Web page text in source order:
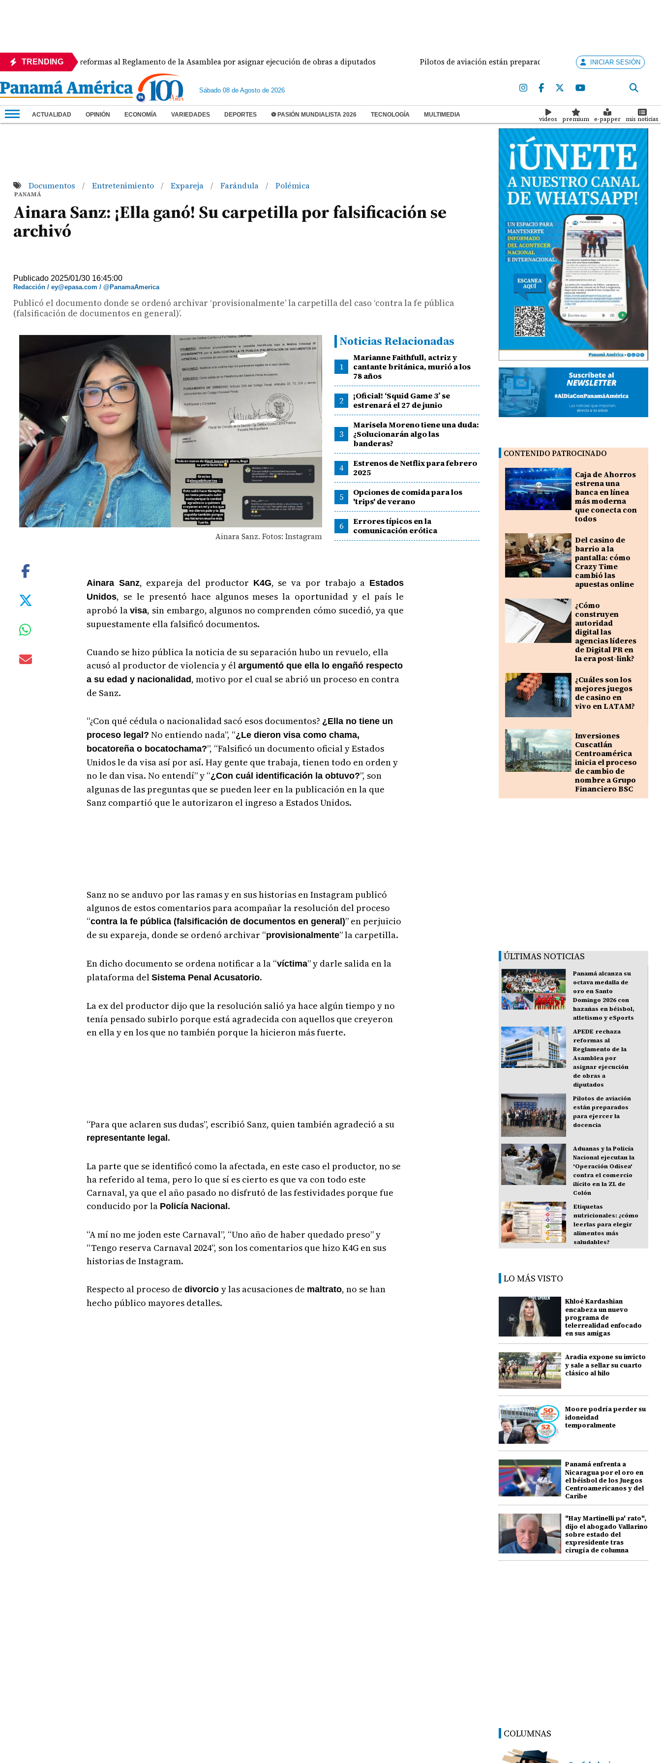
TRENDING
APEDE rechaza reformas al Reglamento de la Asamblea por asignar ejecución de obras a diputados Pilotos de aviación están preparados para ejercer la docenciaINICIAR SESIÓN
Sábado 08 de Agosto de 2026
ACTUALIDAD OPINIÓN ECONOMÍA VARIEDADES DEPORTES ⚽ PASIÓN MUNDIALISTA 2026 TECNOLOGÍA MULTIMEDIA
videos premium e-papper mis noticias
Documentos / Entretenimiento / Expareja / Farándula / Polémica
PANAMÁ
Ainara Sanz: ¡Ella ganó! Su carpetilla por falsificación se
archivó
Publicado 2025/01/30 16:45:00
Redacción / ey@epasa.com / @PanamaAmerica
Publicó el documento donde se ordenó archivar ‘provisionalmente’ la carpetilla del caso ‘contra la fe pública
(falsificación de documentos en general)’.
Ainara Sanz. Fotos: Instagram
Noticias Relacionadas
1
Marianne Faithfull, actriz y
cantante británica, murió a los
78 años
2
¡Oficial! ‘Squid Game 3’ se
estrenará el 27 de junio
3
Marisela Moreno tiene una duda:
¿Solucionarán algo las
banderas?
4
Estrenos de Netflix para febrero
2025
5
Opciones de comida para los
'trips' de verano
6
Errores típicos en la
comunicación erótica
Ainara Sanz, expareja del productor K4G, se va por trabajo a Estados
Unidos, se le presentó hace algunos meses la oportunidad y el país le
aprobó lavisa, sin embargo, algunos no comprenden cómo sucedió, ya que
supuestamente ella falsificó documentos.
Cuando se hizo pública la noticia de su separación hubo un revuelo, ella
acusó al productor de violencia y él argumentó que ella lo engañó respecto
a su edad y nacionalidad, motivo por el cual se abrió un proceso en contra
de Sanz.
“¿Con qué cédula o nacionalidad sacó esos documentos? ¿Ella no tiene un
proceso legal? No entiendo nada”, “¿Le dieron visa como chama,
bocatoreña o bocatochama?”, “Falsificó un documento oficial y Estados
Unidos le da visa así por así. Hay gente que trabaja, tienen todo en orden y
no le dan visa. No entendí” y “¿Con cuál identificación la obtuvo?”, son
algunas de las preguntas que se pueden leer en la publicación en la que
Sanz compartió que le autorizaron el ingreso a Estados Unidos.
Sanz no se anduvo por las ramas y en sus historias en Instagram publicó
algunos de estos comentarios para acompañar la resolución del proceso
“contra la fe pública (falsificación de documentos en general)” en perjuicio
de su expareja, donde se ordenó archivar “provisionalmente” la carpetilla.
En dicho documento se ordena notificar a la “víctima” y darle salida en la
plataforma del Sistema Penal Acusatorio.
La ex del productor dijo que la resolución salió ya hace algún tiempo y no
tenía pensado subirlo porque está agradecida con aquellos que creyeron
en ella y en los que no también porque la hicieron más fuerte.
“Para que aclaren sus dudas”, escribió Sanz, quien también agradeció a su
representante legal.
La parte que se identificó como la afectada, en este caso el productor, no se
ha referido al tema, pero lo que sí es cierto es que va con todo este
Carnaval, ya que el año pasado no disfrutó de las festividades porque fue
conducido por la Policía Nacional.
“A mí no me joden este Carnaval”, “Uno año de haber quedado preso” y
“Tengo reserva Carnaval 2024”, son los comentarios que hizo K4G en sus
historias de Instagram.
Respecto al proceso de divorcio y las acusaciones de maltrato, no se han
hecho público mayores detalles.
CONTENIDO PATROCINADO
Caja de Ahorros
estrena una
banca en línea
más moderna
que conecta con
todos
Del casino de
barrio a la
pantalla: cómo
Crazy Time
cambió las
apuestas online
¿Cómo
construyen
autoridad
digital las
agencias líderes
de Digital PR en
la era post-link?
¿Cuáles son los
mejores juegos
de casino en
vivo en LATAM?
Inversiones
Cuscatlán
Centroamérica
inicia el proceso
de cambio de
nombre a Grupo
Financiero BSC
ÚLTIMAS NOTICIAS
Panamá alcanza su
octava medalla de
oro en Santo
Domingo 2026 con
hazañas en béisbol,
atletismo y eSports
APEDE rechaza
reformas al
Reglamento de la
Asamblea por
asignar ejecución
de obras a
diputados
Pilotos de aviación
están preparados
para ejercer la
docencia
Aduanas y la Policía
Nacional ejecutan la
'Operación Odisea'
contra el comercio
ilícito en la ZL de
Colón
Etiquetas
nutricionales: ¿cómo
leerlas para elegir
alimentos más
saludables?
LO MÁS VISTO
Khloé Kardashian
encabeza un nuevo
programa de
telerrealidad enfocado
en sus amigas
Aradia expone su invicto
y sale a sellar su cuarto
clásico al hilo
Moore podría perder su
idoneidad
temporalmente
Panamá enfrenta a
Nicaragua por el oro en
el béisbol de los Juegos
Centroamericanos y del
Caribe
"Hay Martinelli pa' rato",
dijo el abogado Vallarino
sobre estado del
expresidente tras
cirugía de columna
COLUMNAS